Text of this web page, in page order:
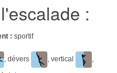
:
: sportif
, dévers , vertical
,